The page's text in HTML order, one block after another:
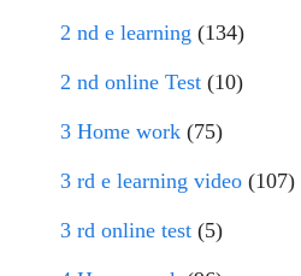
2 nd e learning (134)
2 nd online Test (10)
3 Home work (75)
3 rd e learning video (107)
3 rd online test (5)